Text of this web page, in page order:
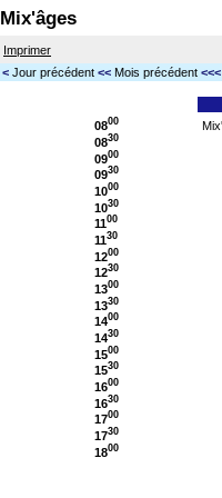
Mix'âges
Imprimer
< Jour précédent << Mois précédent <<<
0800
0830
0900
0930
1000
1030
1100
1130
1200
1230
1300
1330
1400
1430
1500
1530
1600
1630
1700
1730
1800